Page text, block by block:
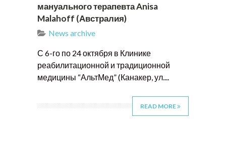
мануального терапевта Anisa
Malahoff (Австралия)
News archive
С 6-го по 24 октября в Клинике
реабилитационной и традиционной
медицины “АльтМед” (Канакер, ул....
READ MORE